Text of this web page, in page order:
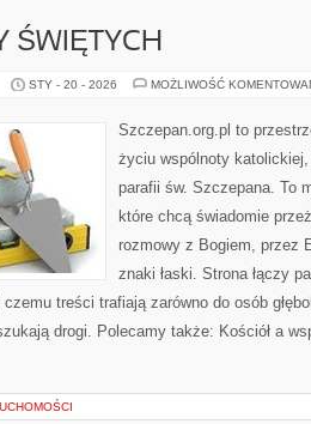
ŚWIĘTYCH
STY - 20 - 2026 MOŻLIWOŚĆ
Szczepan.org.pl to
życiu wspólnoty
parafii św. Szczepana. To
które chcą świadomie
rozmowy z Bogiem, przez
znaki łaski. Strona łączy
treści trafiają zarówno do osób
drogi. Polecamy także: Kościół a